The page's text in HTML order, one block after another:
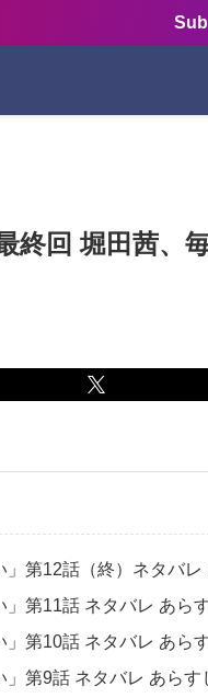
終回 堀田茜
第12話（終）ネタバレ
第11話 ネタバレ あら
第10話 ネタバレ あら
第9話 ネタバレ あらす